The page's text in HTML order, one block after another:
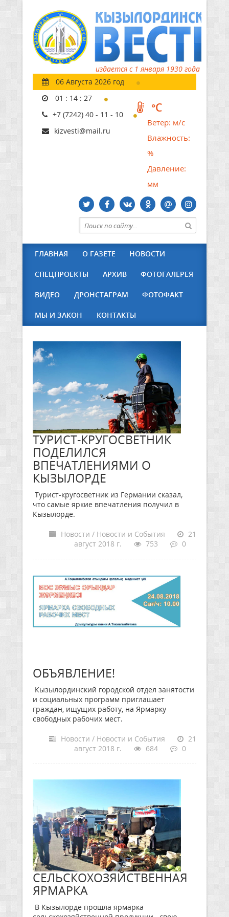
издается с 1 января 1930 года
06 Августа 2026 год
01 : 14 : 28
+7 (7242) 40 - 11 - 10
kizvesti@mail.ru
°C
Ветер: м/с
Влажность:
%
Давление:
мм
ГЛАВНАЯ О ГАЗЕТЕ НОВОСТИ
СПЕЦПРОЕКТЫ АРХИВ ФОТОГАЛЕРЕЯ
ВИДЕО ДРОНСТАГРАМ ФОТОФАКТ
МЫ И ЗАКОН КОНТАКТЫ
ТУРИСТ-КРУГОСВЕТНИК
ПОДЕЛИЛСЯ
ВПЕЧАТЛЕНИЯМИ О
КЫЗЫЛОРДЕ
Турист-кругосветник из Германии сказал,
что самые яркие впечатления получил в
Кызылорде.
Новости / Новости и События
21
август 2018 г.
753 0
ОБЪЯВЛЕНИЕ!
Кызылординский городской отдел занятости
и социальных программ приглашает
граждан, ищущих работу, на Ярмарку
свободных рабочих мест.
Новости / Новости и События
21
август 2018 г.
684 0
СЕЛЬСКОХОЗЯЙСТВЕННАЯ
ЯРМАРКА
В Кызылорде прошла ярмарка